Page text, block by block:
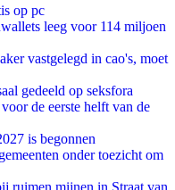
op pc
leeg voor 114 miljoen
vastgelegd in cao's, moet
gedeeld op seksfora
de eerste helft van de
is begonnen
onder toezicht om
ruimen mijnen in Straat van